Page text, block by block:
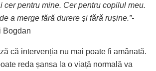
cer pentru mine. Cer pentru copilul meu.
a merge fără durere și fără rușine.”-
Bogdan
că intervenția nu mai poate fi amânată.
reda șansa la o viață normală va